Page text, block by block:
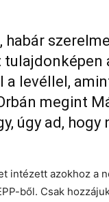
tulajdonképen
levéllel,
megint
úgy ad, hogy
intézett azokhoz a
ből. Csak